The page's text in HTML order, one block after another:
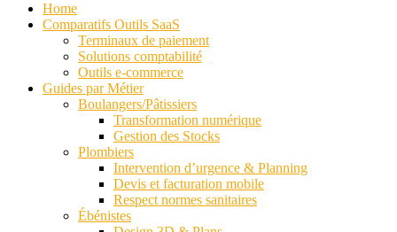
Home
Comparatifs Outils SaaS
Terminaux de paiement
Solutions comptabilité
Outils e-commerce
Guides par Métier
Boulangers/Pâtissiers
Transformation numérique
Gestion des Stocks
Plombiers
Intervention d’urgence & Planning
Devis et facturation mobile
Respect normes sanitaires
Ébénistes